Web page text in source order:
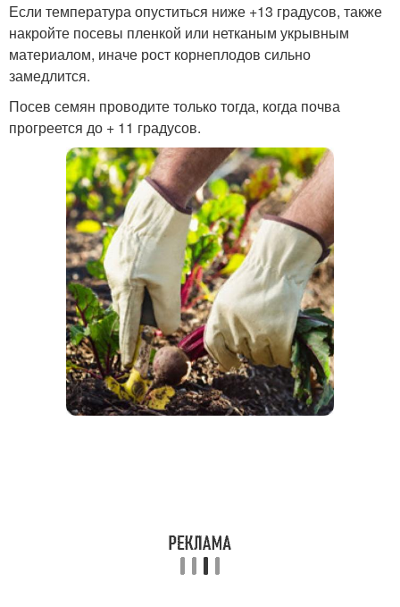
Если температура опуститься ниже +13 градусов, также
накройте посевы пленкой или нетканым укрывным
материалом, иначе рост корнеплодов сильно
замедлится.
Посев семян проводите только тогда, когда почва
прогреется до + 11 градусов.